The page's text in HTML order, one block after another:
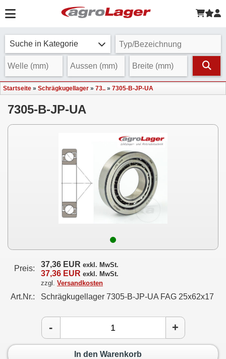
Suche in Kategorie
Startseite » Schrägkugellager » 73.. » 7305-B-JP-UA
7305-B-JP-UA
Preis: 37,36 EUR exkl. MwSt.
37,36 EUR exkl. MwSt.
zzgl. Versandkosten
Art.Nr.: Schrägkugellager 7305-B-JP-UA FAG 25x62x17
- +
In den Warenkorb